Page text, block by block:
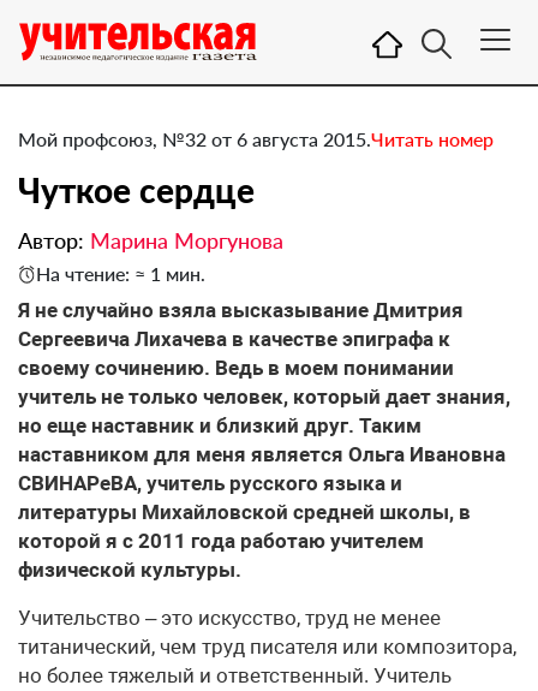
Мой профсоюз, №32 от 6 августа 2015.Читать номер
Чуткое сердце
Автор: Марина Моргунова
На чтение: ≈ 1 мин.
Я не случайно взяла высказывание Дмитрия
Сергеевича Лихачева в качестве эпиграфа к
своему сочинению. Ведь в моем понимании
учитель не только человек, который дает знания,
но еще наставник и близкий друг. Таким
наставником для меня является Ольга Ивановна
СВИНАРеВА, учитель русского языка и
литературы Михайловской средней школы, в
которой я с 2011 года работаю учителем
физической культуры.
​Учительство – это искусство, труд не менее
титанический, чем труд писателя или композитора,
но более тяжелый и ответственный. Учитель